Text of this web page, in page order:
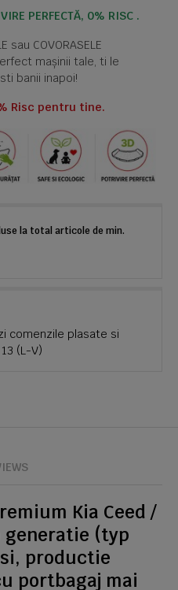
PERFECTĂ, 0% RISC .
sau COVORASELE
mașinii tale, ti le
banii inapoi!
Risc pentru tine.
la total articole de min.
comenzile plasate si
(L-V)
Kia Ceed /
generatie (typ
productie
portbagaj mai